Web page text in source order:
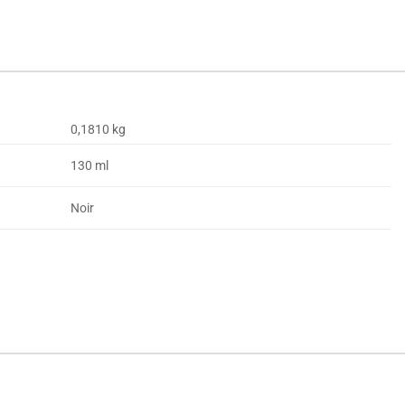
0,1810 kg
130 ml
Noir